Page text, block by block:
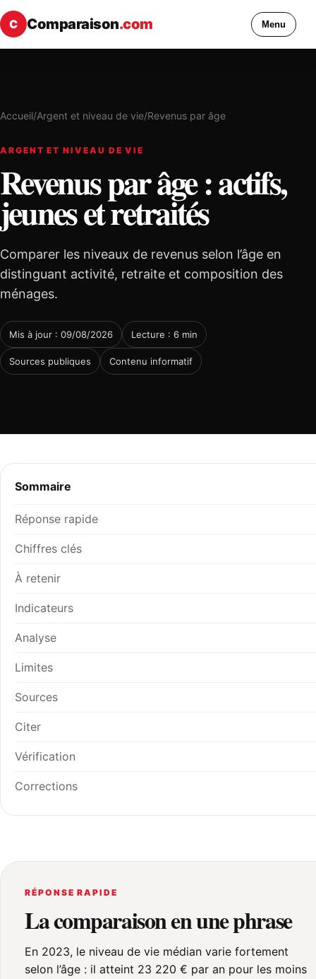
C Comparaison.com Menu
Accueil/Argent et niveau de vie/Revenus par âge
ARGENT ET NIVEAU DE VIE
Revenus par âge : actifs,
jeunes et retraités
Comparer les niveaux de revenus selon l’âge en
distinguant activité, retraite et composition des
ménages.
Mis à jour : 09/08/2026 Lecture : 6 min
Sources publiques Contenu informatif
Sommaire
Réponse rapide
Chiffres clés
À retenir
Indicateurs
Analyse
Limites
Sources
Citer
Vérification
Corrections
RÉPONSE RAPIDE
La comparaison en une phrase
En 2023, le niveau de vie médian varie fortement
selon l’âge : il atteint 23 220 € par an pour les moins